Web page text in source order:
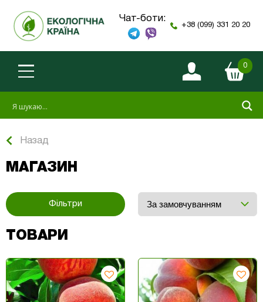
Чат-боти:
+38 (099) 331 20 20
0
Назад
МАГАЗИН
Фільтри
ТОВАРИ